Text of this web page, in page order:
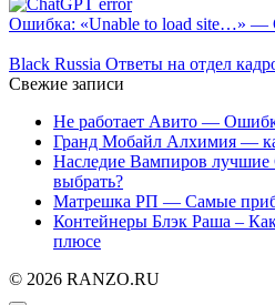
Ошибка: «Unable to load site…» —
Black Russia Ответы на отдел
Свежие записи
Не работает Авито —
Гранд Мобайл Алхимия —
Наследие Вампиров
выбрать?
Матрешка РП — Самые
Контейнеры Блэк Раша –
плюсе
© 2026 RANZO.RU